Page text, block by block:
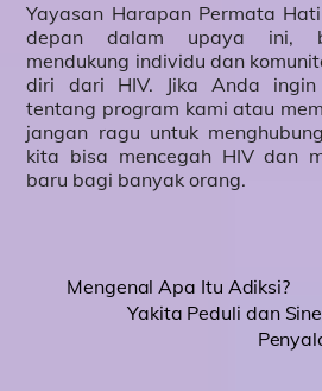
Yayasan Harapan Permata
depan dalam upaya ini,
mendukung individu dan
diri dari HIV. Jika Anda
tentang program kami atau
jangan ragu untuk
kita bisa mencegah HIV dan
baru bagi banyak orang.
Mengenal Apa Itu Adiksi?
Yakita Peduli dan